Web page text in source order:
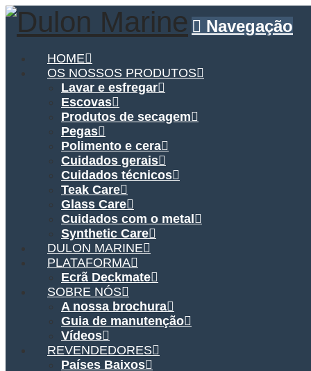
Navegação
HOME
OS NOSSOS PRODUTOS
Lavar e esfregar
Escovas
Produtos de secagem
Pegas
Polimento e cera
Cuidados gerais
Cuidados técnicos
Teak Care
Glass Care
Cuidados com o metal
Synthetic Care
DULON MARINE
PLATAFORMA
Ecrã Deckmate
SOBRE NÓS
A nossa brochura
Guia de manutenção
Vídeos
REVENDEDORES
Países Baixos